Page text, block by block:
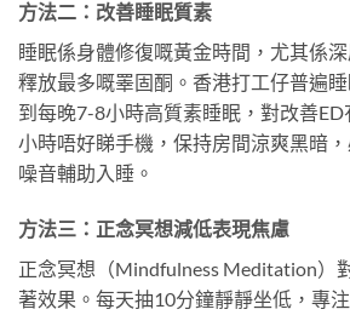
方法二：改善睡眠質素
睡眠係身體修復嘅黃金時間，尤其係
釋放最多嘅睪固酮。香港打工仔普遍
到每晚7-8小時高質素睡眠，對改善
小時唔好睇手機，保持房間涼爽黑暗
噪音輔助入睡。
方法三：正念冥想減低表現焦慮
正念冥想（Mindfulness Meditation）
著效果。每天抽10分鐘靜靜坐低，專